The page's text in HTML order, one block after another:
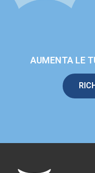
AUMENTA LE